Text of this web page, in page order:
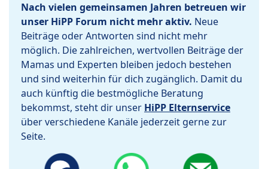
Nach vielen gemeinsamen Jahren betreuen wir
unser HiPP Forum nicht mehr aktiv. Neue
Beiträge oder Antworten sind nicht mehr
möglich. Die zahlreichen, wertvollen Beiträge der
Mamas und Experten bleiben jedoch bestehen
und sind weiterhin für dich zugänglich. Damit du
auch künftig die bestmögliche Beratung
bekommst, steht dir unser HiPP Elternservice
über verschiedene Kanäle jederzeit gerne zur
Seite.